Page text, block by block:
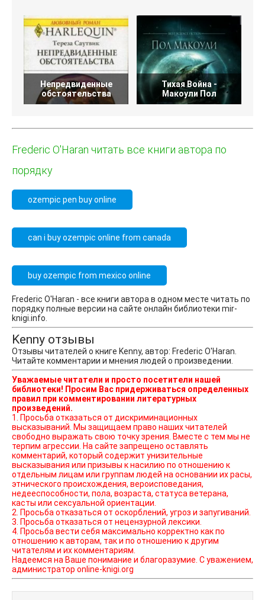
Непредвиденные
обстоятельства
Тихая Война -
Макоули Пол
Frederic O'Haran читать все книги автора по
порядку
ozempic pen buy online
can i buy ozempic online from canada
buy ozempic from mexico online
Frederic O'Haran - все книги автора в одном месте читать по
порядку полные версии на сайте онлайн библиотеки mir-
knigi.info.
Kenny отзывы
Отзывы читателей о книге Kenny, автор: Frederic O'Haran.
Читайте комментарии и мнения людей о произведении.
Уважаемые читатели и просто посетители нашей
библиотеки! Просим Вас придерживаться определенных
правил при комментировании литературных
произведений.
1. Просьба отказаться от дискриминационных
высказываний. Мы защищаем право наших читателей
свободно выражать свою точку зрения. Вместе с тем мы не
терпим агрессии. На сайте запрещено оставлять
комментарий, который содержит унизительные
высказывания или призывы к насилию по отношению к
отдельным лицам или группам людей на основании их расы,
этнического происхождения, вероисповедания,
недееспособности, пола, возраста, статуса ветерана,
касты или сексуальной ориентации.
2. Просьба отказаться от оскорблений, угроз и запугиваний.
3. Просьба отказаться от нецензурной лексики.
4. Просьба вести себя максимально корректно как по
отношению к авторам, так и по отношению к другим
читателям и их комментариям.
Надеемся на Ваше понимание и благоразумие. С уважением,
администратор online-knigi.org